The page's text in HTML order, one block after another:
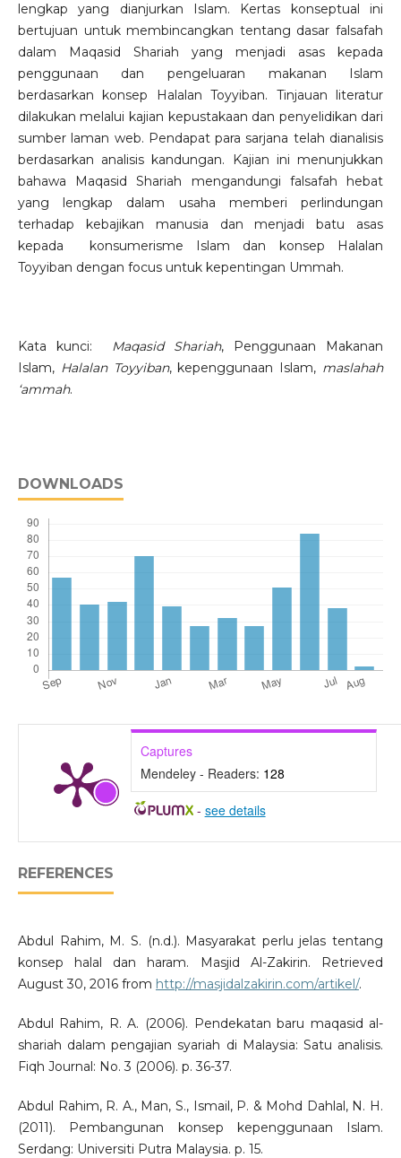
lengkap yang dianjurkan Islam. Kertas konseptual ini
bertujuan untuk membincangkan tentang dasar falsafah
dalam Maqasid Shariah yang menjadi asas kepada
penggunaan dan pengeluaran makanan Islam
berdasarkan konsep Halalan Toyyiban. Tinjauan literatur
dilakukan melalui kajian kepustakaan dan penyelidikan dari
sumber laman web. Pendapat para sarjana telah dianalisis
berdasarkan analisis kandungan. Kajian ini menunjukkan
bahawa Maqasid Shariah mengandungi falsafah hebat
yang lengkap dalam usaha memberi perlindungan
terhadap kebajikan manusia dan menjadi batu asas
kepada konsumerisme Islam dan konsep Halalan
Toyyiban dengan focus untuk kepentingan Ummah.
Kata kunci: Maqasid Shariah, Penggunaan Makanan
Islam, Halalan Toyyiban, kepenggunaan Islam, maslahah
‘ammah.
DOWNLOADS
Captures
Mendeley - Readers: 128
- see details
REFERENCES
Abdul Rahim, M. S. (n.d.). Masyarakat perlu jelas tentang
konsep halal dan haram. Masjid Al-Zakirin. Retrieved
August 30, 2016 from http://masjidalzakirin.com/artikel/.
Abdul Rahim, R. A. (2006). Pendekatan baru maqasid al-
shariah dalam pengajian syariah di Malaysia: Satu analisis.
Fiqh Journal: No. 3 (2006). p. 36-37.
Abdul Rahim, R. A., Man, S., Ismail, P. & Mohd Dahlal, N. H.
(2011). Pembangunan konsep kepenggunaan Islam.
Serdang: Universiti Putra Malaysia. p. 15.